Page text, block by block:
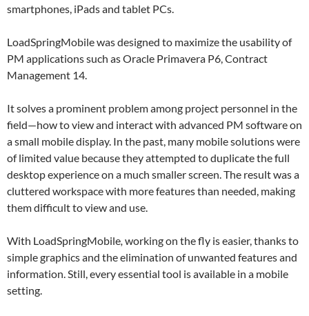
smartphones, iPads and tablet PCs.
LoadSpringMobile was designed to maximize the usability of
PM applications such as Oracle Primavera P6, Contract
Management 14.
It solves a prominent problem among project personnel in the
field—how to view and interact with advanced PM software on
a small mobile display. In the past, many mobile solutions were
of limited value because they attempted to duplicate the full
desktop experience on a much smaller screen. The result was a
cluttered workspace with more features than needed, making
them difficult to view and use.
With LoadSpringMobile, working on the fly is easier, thanks to
simple graphics and the elimination of unwanted features and
information. Still, every essential tool is available in a mobile
setting.